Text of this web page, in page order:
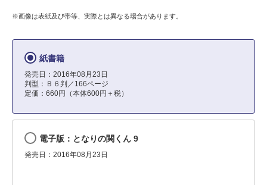
※画像は表紙及び帯等、実際とは異なる場合があります。
紙書籍
発売日：2016年08月23日
判型：Ｂ６判／166ページ
定価：660円（本体600円＋税）
電子版：となりの関くん 9
発売日：2016年08月23日